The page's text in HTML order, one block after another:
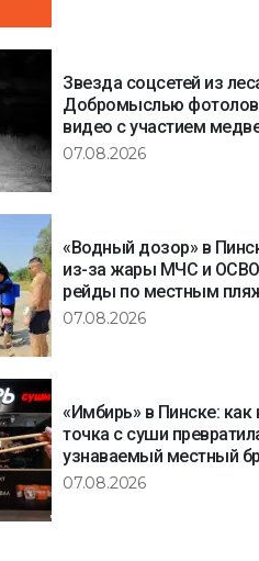
Звезда соцсетей из
Добромыслью
видео с участием
07.08.2026
«Водный дозор» в
из-за жары МЧС и
рейды по местным
07.08.2026
«Имбирь» в Пинске:
точка с суши
узнаваемый местный
07.08.2026